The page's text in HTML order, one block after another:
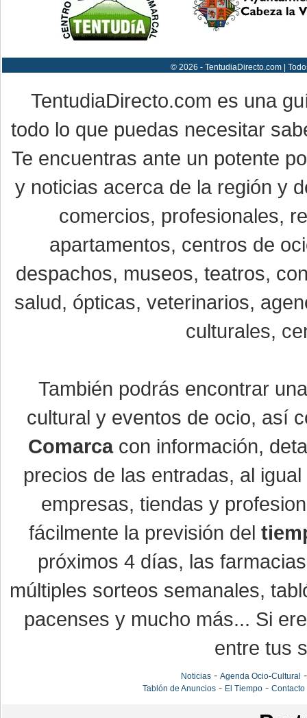
© 2026 - TentudiaDirecto.com |
TentudiaDirecto.com es una
todo lo que puedas necesitar
Te encuentras ante un potente
y noticias acerca de la región y
comercios, profesionales,
apartamentos, centros de
despachos, museos, teatros,
salud, ópticas, veterinarios,
culturales,
También podrás encontrar
cultural y eventos de ocio, así
Comarcacon información,
precios de las entradas, al
empresas, tiendas y
fácilmente la previsión del
próximos 4 días, las
múltiples sorteos semanales,
pacenses y mucho más... Si
entre tus
Noticias- Agenda Ocio-Cultural
Tablón de Anuncios- El Tiempo- Contacto